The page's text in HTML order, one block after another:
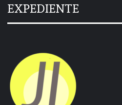
EXPEDIENTE